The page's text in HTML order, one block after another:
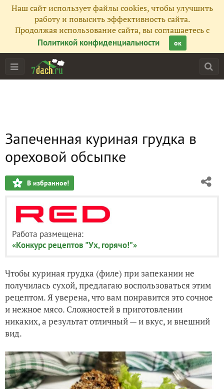
Наш сайт использует файлы cookies, чтобы улучшить
работу и повысить эффективность сайта.
Продолжая использование сайта, вы соглашаетесь с
Политикой конфиденциальности
ок
Запеченная куриная грудка в
ореховой обсыпке
В избранное!
Работа размещена:
«Конкурс рецептов "Ух, горячо!"»
Чтобы куриная грудка (филе) при запекании не
получилась сухой, предлагаю воспользоваться этим
рецептом. Я уверена, что вам понравится это сочное
и нежное мясо. Сложностей в приготовлении
никаких, а результат отличный — и вкус, и внешний
вид.